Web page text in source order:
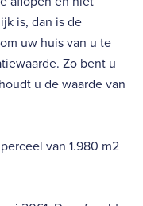
is, dan is de
uw huis van u te
Zo bent u
u de waarde van
van 1.980 m2